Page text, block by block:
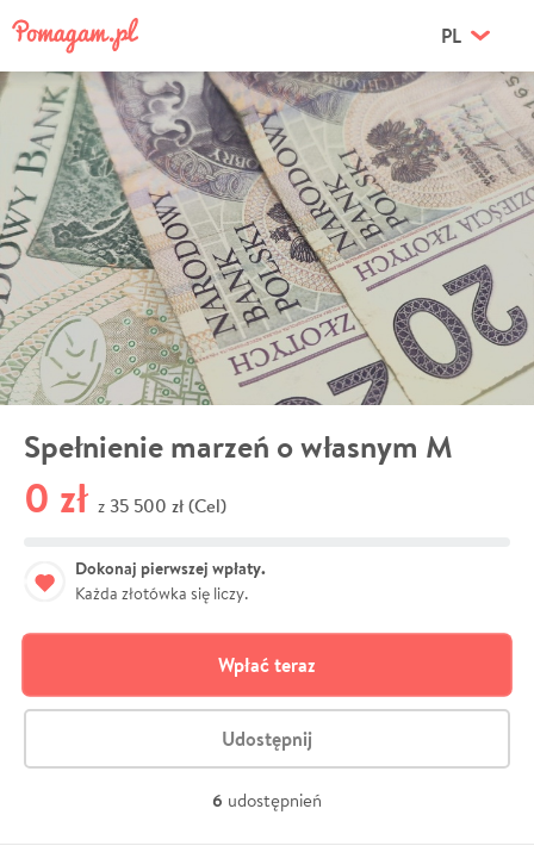
PL
Spełnienie marzeń o własnym M
0 zł z 35 500 zł (Cel)
Dokonaj pierwszej wpłaty.
Każda złotówka się liczy.
Wpłać teraz
Udostępnij
6 udostępnień